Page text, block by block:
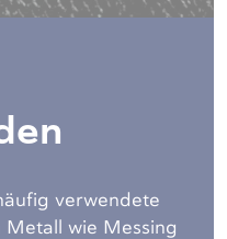
verwendete
Metall wie Messing